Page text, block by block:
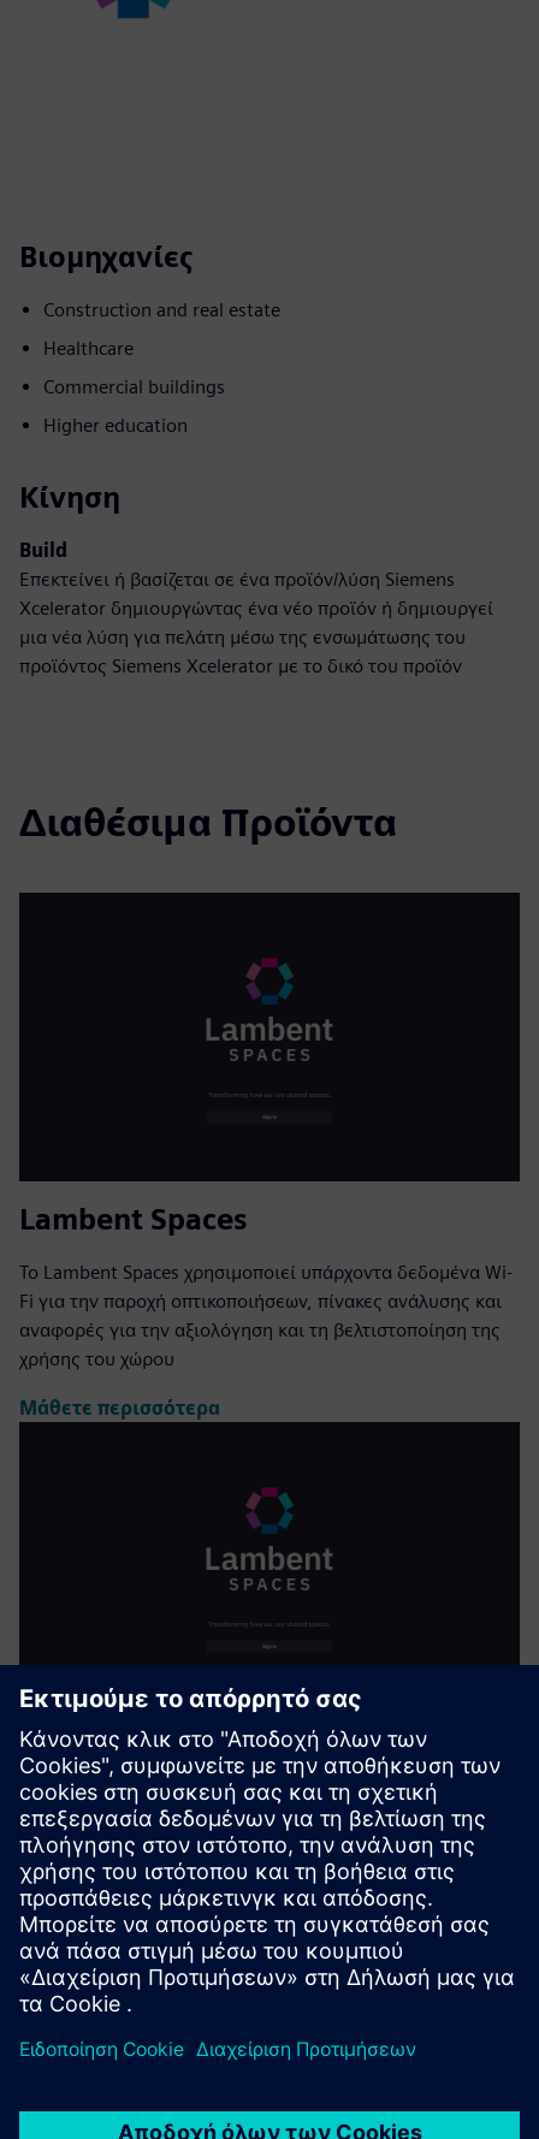
Βιομηχανίες
Construction and real estate
Healthcare
Commercial buildings
Higher education
Κίνηση
Build
Επεκτείνει ή βασίζεται σε ένα προϊόν/λύση Siemens
Xcelerator δημιουργώντας ένα νέο προϊόν ή δημιουργεί
μια νέα λύση για πελάτη μέσω της ενσωμάτωσης του
προϊόντος Siemens Xcelerator με το δικό του προϊόν
Διαθέσιμα Προϊόντα
Lambent Spaces
Το Lambent Spaces χρησιμοποιεί υπάρχοντα δεδομένα Wi-
Fi για την παροχή οπτικοποιήσεων, πίνακες ανάλυσης και
αναφορές για την αξιολόγηση και τη βελτιστοποίηση της
χρήσης του χώρου
Μάθετε περισσότερα
AI-Enhanced Occupancy and
Utilization Analytics
Το Lambent Spaces χρησιμοποιεί υπάρχοντα δεδομένα Wi-
Fi για την παροχή οπτικοποιήσεων, πίνακες ανάλυσης και
αναφορές για την αξιολόγηση και τη βελτιστοποίηση της
χρήσης του χώρου
Μάθετε περισσότερα